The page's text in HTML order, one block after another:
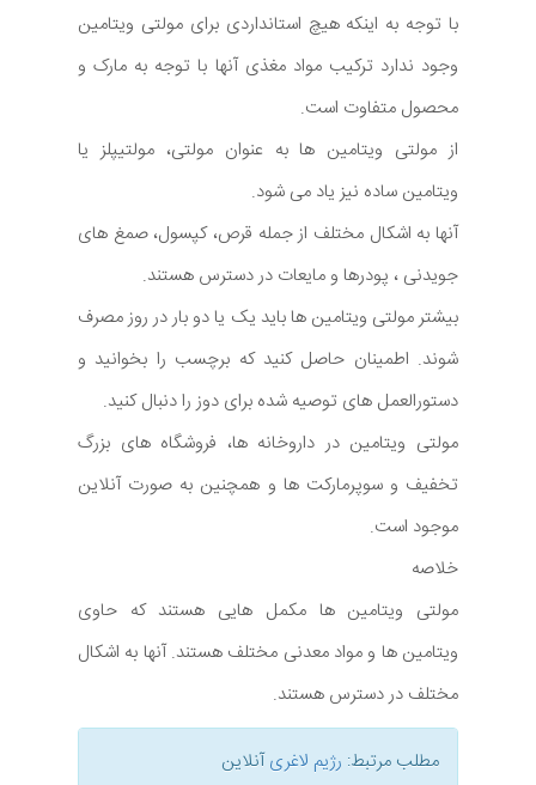
با توجه به اینکه هیچ استانداردی برای مولتی ویتامین
وجود ندارد ترکیب مواد مغذی آنها با توجه به مارک و
محصول متفاوت است.
از مولتی ویتامین ها به عنوان مولتی، مولتیپلز یا
ویتامین ساده نیز یاد می شود.
آنها به اشکال مختلف از جمله قرص، کپسول، صمغ های
جویدنی ، پودرها و مایعات در دسترس هستند.
بیشتر مولتی ویتامین ها باید یک یا دو بار در روز مصرف
شوند. اطمینان حاصل کنید که برچسب را بخوانید و
دستورالعمل های توصیه شده برای دوز را دنبال کنید.
مولتی ویتامین در داروخانه ها، فروشگاه های بزرگ
تخفیف و سوپرمارکت ها و همچنین به صورت آنلاین
موجود است.
خلاصه
مولتی ویتامین ها مکمل هایی هستند که حاوی
ویتامین ها و مواد معدنی مختلف هستند. آنها به اشکال
مختلف در دسترس هستند.
مطلب مرتبط: رژیم لاغریآنلاین